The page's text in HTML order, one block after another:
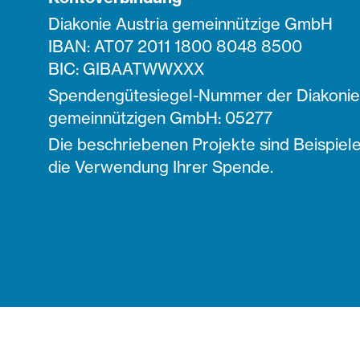
Diakonie Austria gemeinnützige GmbH
IBAN: AT07 2011 1800 8048 8500
BIC: GIBAATWWXXX
Spendengütesiegel-Nummer der
gemeinnützigen GmbH: 05277
Die beschriebenen Projekte sind
die Verwendung Ihrer Spende.